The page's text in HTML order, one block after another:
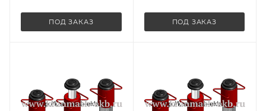
ПОД ЗАКАЗ ПОД ЗАКАЗ